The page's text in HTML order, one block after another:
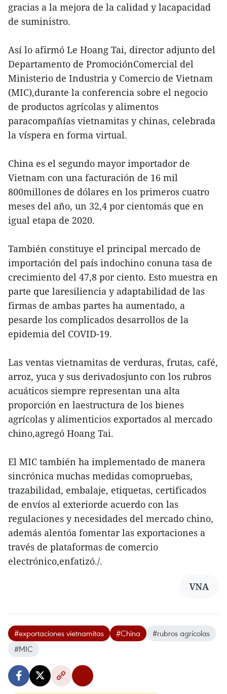
gracias a la mejora de la calidad y lacapacidad
de suministro.
Así lo afirmó Le Hoang Tai, director adjunto del
Departamento de PromociónComercial del
Ministerio de Industria y Comercio de Vietnam
(MIC),durante la conferencia sobre el negocio
de productos agrícolas y alimentos
paracompañías vietnamitas y chinas, celebrada
la víspera en forma virtual.
China es el segundo mayor importador de
Vietnam con una facturación de 16 mil
800millones de dólares en los primeros cuatro
meses del año, un 32,4 por cientomás que en
igual etapa de 2020.
También constituye el principal mercado de
importación del país indochino conuna tasa de
crecimiento del 47,8 por ciento. Esto muestra en
parte que laresiliencia y adaptabilidad de las
firmas de ambas partes ha aumentado, a
pesarde los complicados desarrollos de la
epidemia del COVID-19.
Las ventas vietnamitas de verduras, frutas, café,
arroz, yuca y sus derivadosjunto con los rubros
acuáticos siempre representan una alta
proporción en laestructura de los bienes
agrícolas y alimenticios exportados al mercado
chino,agregó Hoang Tai.
El MIC también ha implementado de manera
sincrónica muchas medidas comopruebas,
trazabilidad, embalaje, etiquetas, certificados
de envíos al exteriorde acuerdo con las
regulaciones y necesidades del mercado chino,
además alentóa fomentar las exportaciones a
través de plataformas de comercio
electrónico,enfatizó./.
VNA
#exportaciones vietnamitas #China
#rubros agrícolas
#MIC